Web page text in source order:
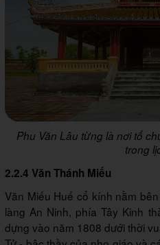
Phu Văn Lâu từng là nơi tổ
trong
2.2.4 Văn Thánh Miếu
Văn Miếu Huế cổ kính nằm
làng An Ninh, phía Tây Kinh
dựng vào năm 1808 dưới thời